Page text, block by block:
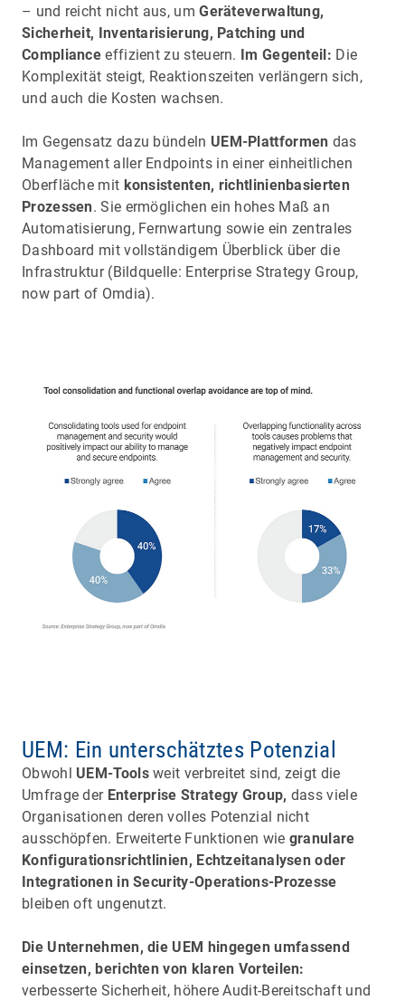
– und reicht nicht aus, umGeräteverwaltung,
Sicherheit, Inventarisierung, Patching und
Compliance effizient zu steuern. Im Gegenteil: Die
Komplexität steigt, Reaktionszeiten verlängern sich,
und auch die Kosten wachsen.
Im Gegensatz dazu bündeln UEM-Plattformen das
Management aller Endpoints in einer einheitlichen
Oberfläche mit konsistenten, richtlinienbasierten
Prozessen. Sie ermöglichen ein hohes Maß an
Automatisierung, Fernwartung sowie ein zentrales
Dashboard mit vollständigem Überblick über die
Infrastruktur (Bildquelle: Enterprise Strategy Group,
now part of Omdia).
UEM: Ein unterschätztes Potenzial
Obwohl UEM-Toolsweit verbreitet sind, zeigt die
Umfrage der Enterprise Strategy Group, dass viele
Organisationen deren volles Potenzial nicht
ausschöpfen. Erweiterte Funktionen wie granulare
Konfigurationsrichtlinien, Echtzeitanalysen oder
Integrationen in Security-Operations-Prozesse
bleiben oft ungenutzt.
Die Unternehmen, die UEM hingegen umfassend
einsetzen, berichten von klaren Vorteilen:
verbesserte Sicherheit, höhere Audit-Bereitschaft und